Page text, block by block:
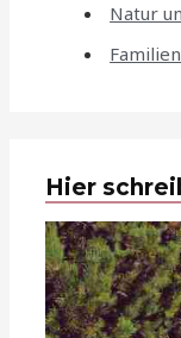
Natur
Hier